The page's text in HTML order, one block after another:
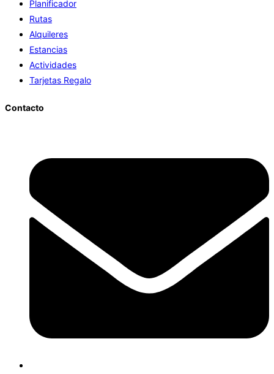
Planificador
Rutas
Alquileres
Estancias
Actividades
Tarjetas Regalo
Contacto